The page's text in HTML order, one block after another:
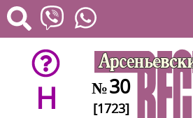
H №30
[1723]